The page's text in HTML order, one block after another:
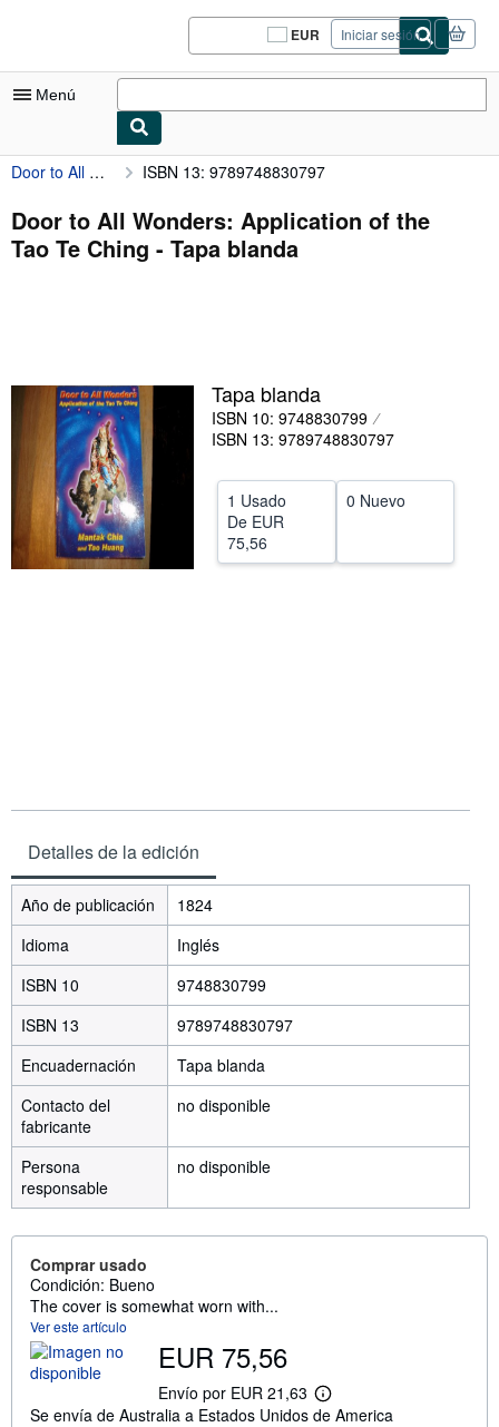
Pasar al contenido principal
EUR
Preferencias
de
del
Iniciar sesión
Menú
Mi cuenta
Consultar mis pedidos
Cerrar sesión
Arte y coleccionismo
Vendedores
Comenzar a vender
Ayuda
CERRAR
Door to All Wonders: Application of the Tao Te Ching ISBN 13: 9789748830797
Door to All Wonders: Application of the
Tao Te Ching - Tapa blanda
Tapa blanda
ISBN 10: 9748830799
ISBN 13: 9789748830797
1 Usado
De EUR
75,56
0 Nuevo
Detalles de la edición
Año de publicación
1824
Idioma
Inglés
ISBN 10
9748830799
ISBN 13
9789748830797
Encuadernación
Tapa blanda
Contacto del
fabricante
no disponible
Persona
responsable
no disponible
Comprar usado
Condición: Bueno
The cover is somewhat worn with...
Ver este artículo
EUR 75,56
Envío por EUR 21,63
M
á
Se envía de Australia a Estados Unidos de America